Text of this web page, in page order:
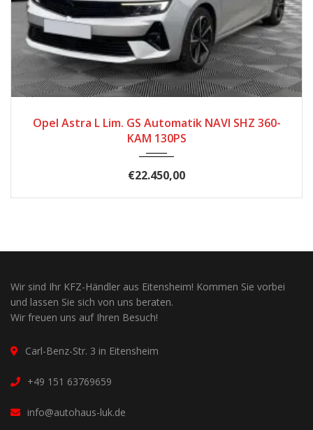
Opel Astra L Lim. GS Automatik NAVI SHZ 360-
KAM 130PS
€22.450,00
Wir sind Ihr KFZ-Händler aus Eitensheim! Kommen Sie vorbei
und lassen Sie sich von uns beraten.
Wir freuen uns auf Ihren Besuch!
Carl-Benz-Str. 3 in Eitensheim
+49 151 63769659
info@autohaus-luk.de